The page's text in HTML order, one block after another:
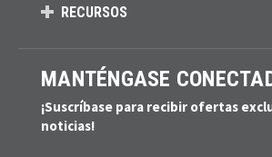
RECURSOS
MANTÉNGASE
¡Suscríbase para recibir ofertas
noticias!